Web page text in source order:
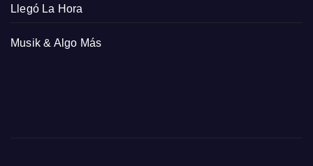
Llegó La Hora
Musik & Algo Más